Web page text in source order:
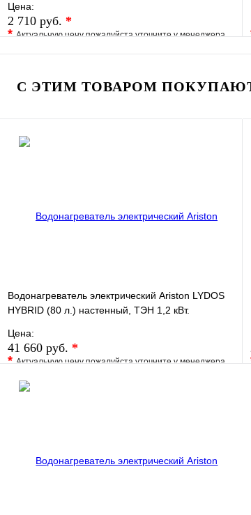
Цена:
2 710 руб. *
*Актуальную цену пожалуйста уточните у менеджера
В избранное Сравнение
В корзину
С ЭТИМ ТОВАРОМ
Водонагреватель электрический Ariston LYDOS
HYBRID (80 л.) настенный, ТЭН 1,2 кВт.
Цена:
41 660 руб. *
*Актуальную цену пожалуйста уточните у менеджера
В избранное